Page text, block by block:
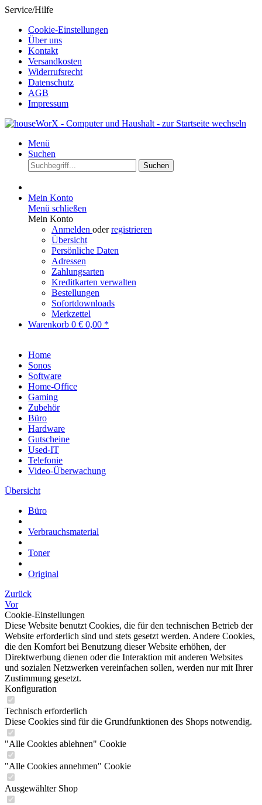
Service/Hilfe
Cookie-Einstellungen
Über uns
Kontakt
Versandkosten
Widerrufsrecht
Datenschutz
AGB
Impressum
Menü
Suchen
Suchen
Mein Konto
Menü schließen
Mein Konto
Anmelden oderregistrieren
Übersicht
Persönliche Daten
Adressen
Zahlungsarten
Kreditkarten verwalten
Bestellungen
Sofortdownloads
Merkzettel
Warenkorb 0 € 0,00 *
Home
Sonos
Software
Home-Office
Gaming
Zubehör
Büro
Hardware
Gutscheine
Used-IT
Telefonie
Video-Überwachung
Übersicht
Büro
Verbrauchsmaterial
Toner
Original
Zurück
Vor
Cookie-Einstellungen
Diese Website benutzt Cookies, die für den technischen Betrieb der
Website erforderlich sind und stets gesetzt werden. Andere Cookies,
die den Komfort bei Benutzung dieser Website erhöhen, der
Direktwerbung dienen oder die Interaktion mit anderen Websites
und sozialen Netzwerken vereinfachen sollen, werden nur mit Ihrer
Zustimmung gesetzt.
Konfiguration
Technisch erforderlich
Diese Cookies sind für die Grundfunktionen des Shops notwendig.
"Alle Cookies ablehnen" Cookie
"Alle Cookies annehmen" Cookie
Ausgewählter Shop